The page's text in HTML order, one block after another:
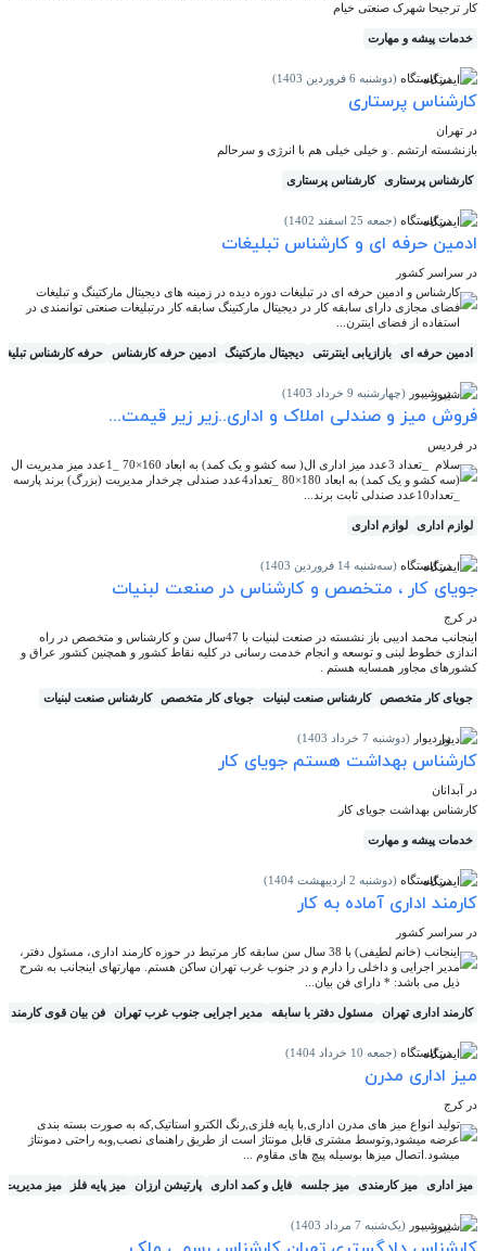
کار ترجیحا شهرک صنعتی خیام
خدمات پیشه و مهارت
در ایستگاه (دوشنبه 6 فروردین 1403)
کارشناس پرستاری
در تهران
بازنشسته ارتشم . و خیلی خیلی هم با انرژی و سرحالم
کارشناس پرستاری کارشناس پرستاری
در ایستگاه (جمعه 25 اسفند 1402)
ادمین حرفه ای و کارشناس تبلیغات
در سراسر کشور
کارشناس و ادمین حرفه ای در تبلیغات دوره دیده در زمینه های دیجیتال مارکتینگ و تبلیغات
فضای مجازی دارای سابقه کار در دیجیتال مارکتینگ سابقه کار درتبلیغات صنعتی توانمندی در
استفاده از فضای اینترن...
ادمین حرفه ای بازازیابی اینترنتی دیجیتال مارکتینگ ادمین حرفه کارشناس حرفه کارشناس
در شیپور (چهارشنبه 9 خرداد 1403)
فروش میز و صندلی املاک و اداری..زیر زیر قیمت...
در فردیس
سلام _تعداد 3عدد میز اداری ال( سه کشو و یک کمد) به ابعاد 160×70 _1عدد میز مدیریت ال
(سه کشو و یک کمد) به ابعاد 180×80 _تعداد4عدد صندلی چرخدار مدیریت (بزرگ) برند پارسه
_تعداد10عدد صندلی ثابت برند...
لوازم اداری لوازم اداری
در ایستگاه (سه‌شنبه 14 فروردین 1403)
جویای کار ، متخصص و کارشناس در صنعت لبنیات
در کرج
اینجانب محمد ادیبی باز نشسته در صنعت لبنیات با 47سال سن و کارشناس و متخصص در راه
اندازی خطوط لبنی و توسعه و انجام خدمت رسانی در کلیه نقاط کشور و همچنین کشور عراق و
کشورهای مجاور همسایه هستم .
جویای کار متخصص کارشناس صنعت لبنیات جویای کار متخصص کارشناس صنعت لبنیات
در دیوار (دوشنبه 7 خرداد 1403)
کارشناس بهداشت هستم جویای کار
در آبدانان
کارشناس بهداشت جویای کار
خدمات پیشه و مهارت
در ایستگاه (دوشنبه 2 اردیبهشت 1404)
کارمند اداری آماده به کار
در سراسر کشور
اینجانب (خانم لطیفی) با 38 سال سن سابقه کار مرتبط در حوزه کارمند اداری، مسئول دفتر،
مدیر اجرایی و داخلی را دارم و در جنوب غرب تهران ساکن هستم. مهارتهای اینجانب به شرح
ذیل می باشد: * دارای فن بیان...
کارمند اداری تهران مسئول دفتر با سابقه مدیر اجرایی جنوب غرب تهران فن بیان قوی کارمند
در ایستگاه (جمعه 10 خرداد 1404)
میز اداری مدرن
در کرج
تولید انواع میز های مدرن اداری,با پایه فلزی,رنگ الکترو استاتیک,که به صورت بسته بندی
عرضه میشود,وتوسط مشتری قابل مونتاژ است از طریق راهنمای نصب,وبه راحتی دمونتاژ
میشود.اتصال میزها بوسیله پیچ های مقاوم ...
میز اداری میز کارمندی میز جلسه فایل و کمد اداری پارتیشن ارزان میز پایه فلز میز مدیریت
در شیپور (یک‌شنبه 7 مرداد 1403)